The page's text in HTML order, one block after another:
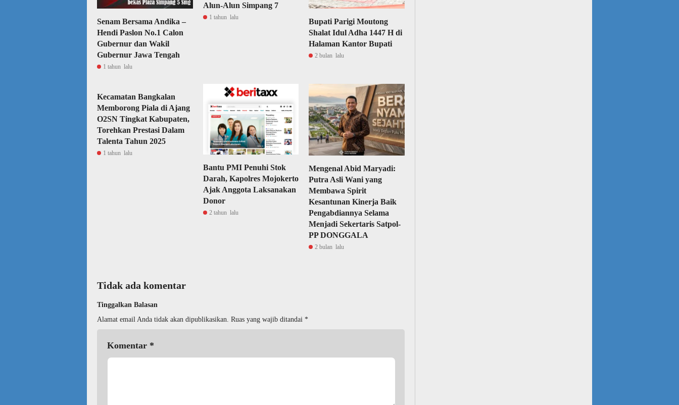
Senam Bersama Andika –
Hendi Paslon No.1 Calon
Gubernur dan Wakil
Gubernur Jawa Tengah
1 tahun lalu
Alun-Alun Simpang 7
1 tahun lalu
Bupati Parigi Moutong
Shalat Idul Adha 1447 H di
Halaman Kantor Bupati
2 bulan lalu
Kecamatan Bangkalan
Memborong Piala di Ajang
O2SN Tingkat Kabupaten,
Torehkan Prestasi Dalam
Talenta Tahun 2025
1 tahun lalu
Bantu PMI Penuhi Stok
Darah, Kapolres Mojokerto
Ajak Anggota Laksanakan
Donor
2 tahun lalu
Mengenal Abid Maryadi:
Putra Asli Wani yang
Membawa Spirit
Kesantunan Kinerja Baik
Pengabdiannya Selama
Menjadi Sekertaris Satpol-
PP DONGGALA
2 bulan lalu
Tidak ada komentar
Tinggalkan Balasan
Alamat email Anda tidak akan dipublikasikan. Ruas yang wajib ditandai *
Komentar *